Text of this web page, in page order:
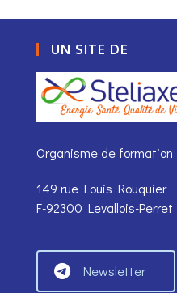
UN SITE DE
Organisme de formation
149 rue Louis Rouquier
F-92300 Levallois-Perret
Newsletter